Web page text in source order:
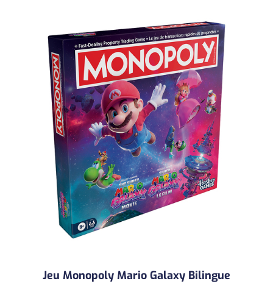
Jeu Monopoly Mario Galaxy Bilingue